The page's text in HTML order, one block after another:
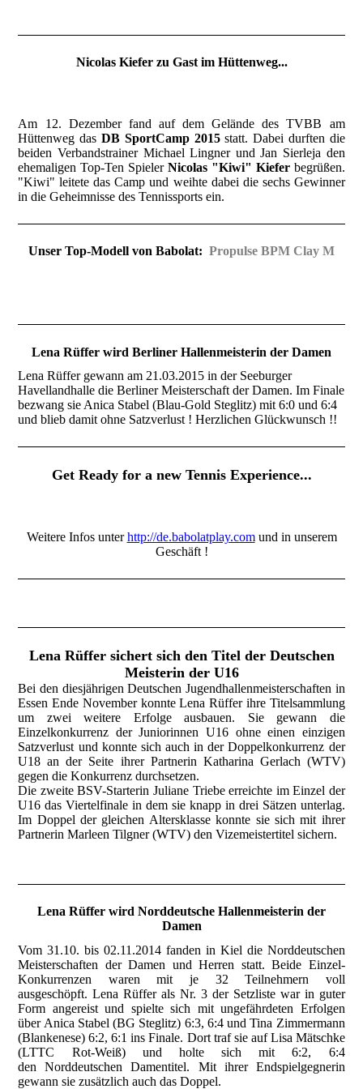
Nicolas Kiefer zu Gast im Hüttenweg...
Am 12. Dezember fand auf dem Gelände des TVBB am
Hüttenweg das DB SportCamp 2015statt. Dabei durften die
beiden Verbandstrainer Michael Lingner und Jan Sierleja den
ehemaligen Top-Ten Spieler Nicolas "Kiwi" Kieferbegrüßen.
"Kiwi" leitete das Camp und weihte dabei die sechs Gewinner
in die Geheimnisse des Tennissports ein.
Unser Top-Modell von Babolat: Propulse BPM Clay M
Lena Rüffer wird Berliner Hallenmeisterin der Damen
Lena Rüffer gewann am 21.03.2015 in der Seeburger
Havellandhalle die Berliner Meisterschaft der Damen. Im Finale
bezwang sie Anica Stabel (Blau-Gold Steglitz) mit 6:0 und 6:4
und blieb damit ohne Satzverlust ! Herzlichen Glückwunsch !!
Get Ready for a new Tennis Experience...
Weitere Infos unterhttp://de.babolatplay.comund in unserem
Geschäft !
Lena Rüffer sichert sich den Titel der Deutschen
Meisterin der U16
Bei den diesjährigen Deutschen Jugendhallenmeisterschaften in
Essen Ende November konnte Lena Rüffer ihre Titelsammlung
um zwei weitere Erfolge ausbauen. Sie gewann die
Einzelkonkurrenz der Juniorinnen U16 ohne einen einzigen
Satzverlust und konnte sich auch in der Doppelkonkurrenz der
U18 an der Seite ihrer Partnerin Katharina Gerlach (WTV)
gegen die Konkurrenz durchsetzen.
Die zweite BSV-Starterin Juliane Triebe erreichte im Einzel der
U16 das Viertelfinale in dem sie knapp in drei Sätzen unterlag.
Im Doppel der gleichen Altersklasse konnte sie sich mit ihrer
Partnerin Marleen Tilgner (WTV) den Vizemeistertitel sichern.
Lena Rüffer wird Norddeutsche Hallenmeisterin der
Damen
Vom 31.10. bis 02.11.2014 fanden in Kiel die Norddeutschen
Meisterschaften der Damen und Herren statt. Beide Einzel-
Konkurrenzen waren mit je 32 Teilnehmern voll
ausgeschöpft. Lena Rüffer als Nr. 3 der Setzliste war in guter
Form angereist und spielte sich mit ungefährdeten Erfolgen
über Anica Stabel (BG Steglitz) 6:3, 6:4 und Tina Zimmermann
(Blankenese) 6:2, 6:1 ins Finale. Dort traf sie auf Lisa Mätschke
(LTTC Rot-Weiß) und holte sich mit 6:2, 6:4
den Norddeutschen Damentitel. Mit ihrer Endspielgegnerin
gewann sie zusätzlich auch das Doppel.